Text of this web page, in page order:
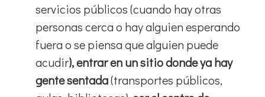
servicios públicos (cuando hay otras
personas cerca o hay alguien esperando
fuera o se piensa que alguien puede
acudir), entrar en un sitio donde ya hay
gente sentada(transportes públicos,